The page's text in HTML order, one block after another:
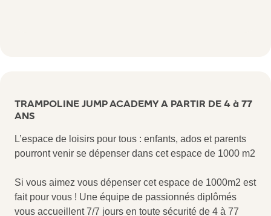
TRAMPOLINE JUMP ACADEMY A PARTIR DE 4 à 77
ANS
L’espace de loisirs pour tous : enfants, ados et parents
pourront venir se dépenser dans cet espace de 1000 m2
Si vous aimez vous dépenser cet espace de 1000m2 est
fait pour vous ! Une équipe de passionnés diplômés
vous accueillent 7/7 jours en toute sécurité de 4 à 77